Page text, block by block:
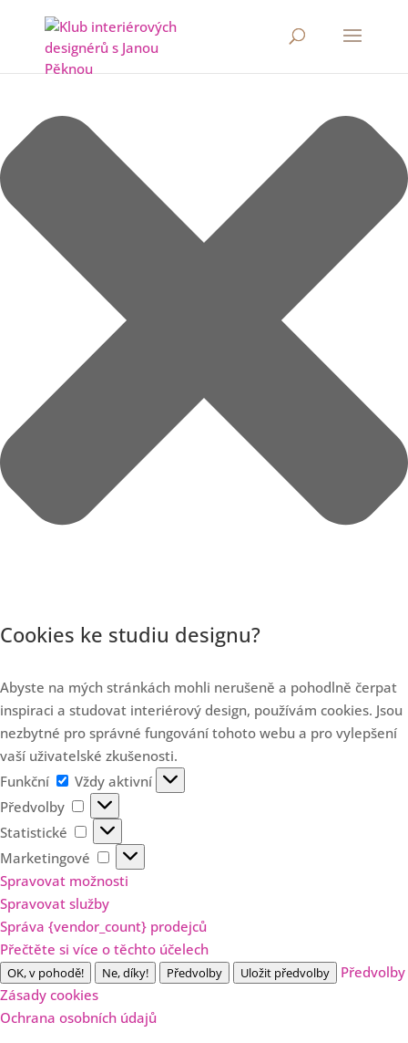
Cookies ke studiu designu?
Abyste na mých stránkách mohli nerušeně a pohodlně čerpat
inspiraci a studovat interiérový design, používám cookies. Jsou
nezbytné pro správné fungování tohoto webu a pro vylepšení
vaší uživatelské zkušenosti.
Funkční
Funkční
Vždy aktivní
Předvolby
Předvolby
Statistické
Statistické
Marketingové
Marketingové
Spravovat možnosti
Spravovat služby
Správa {vendor_count} prodejců
Přečtěte si více o těchto účelech
OK, v pohodě! Ne, díky! Předvolby Uložit předvolby
Předvolby
Zásady cookies
Ochrana osobních údajů